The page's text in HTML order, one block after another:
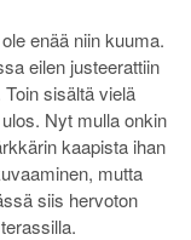
enää niin kuuma.
eilen justeerattiin
sisältä vielä
Nyt mulla onkin
kaapista ihan
mutta
siis hervoton